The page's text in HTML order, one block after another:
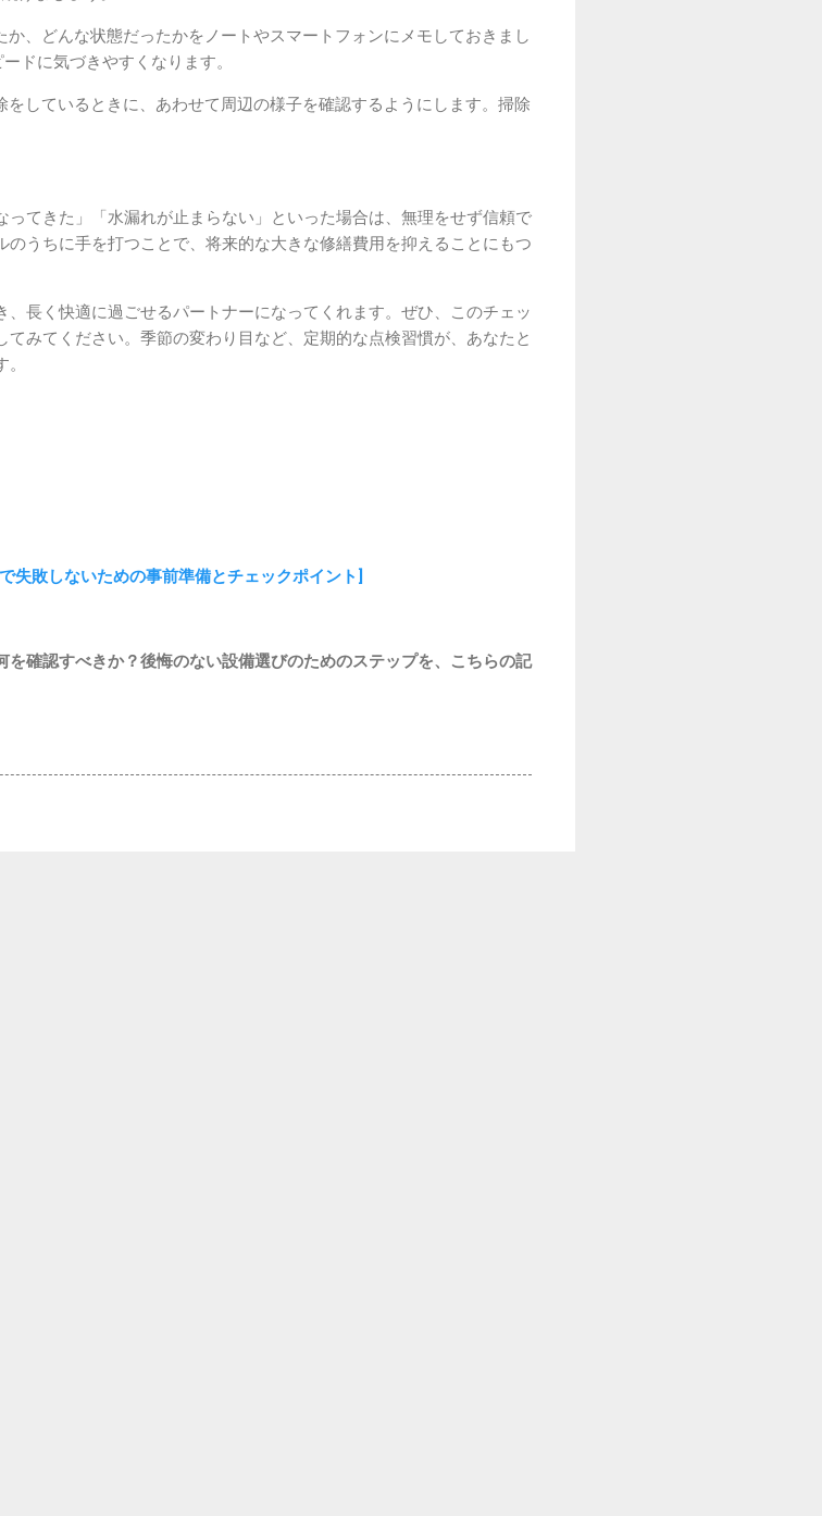
か、どんな状態だったかをノートやスマートフォンにメモしておきまし
ドに気づきやすくなります。
をしているときに、あわせて周辺の様子を確認するようにします。掃除
ってきた」「水漏れが止まらない」といった場合は、無理をせず信頼で
うちに手を打つことで、将来的な大きな修繕費用を抑えることにもつ
長く快適に過ごせるパートナーになってくれます。ぜひ、このチェッ
みてください。季節の変わり目など、定期的な点検習慣が、あなたと
失敗しないための事前準備とチェックポイント]
を確認すべきか？後悔のない設備選びのためのステップを、こちらの記